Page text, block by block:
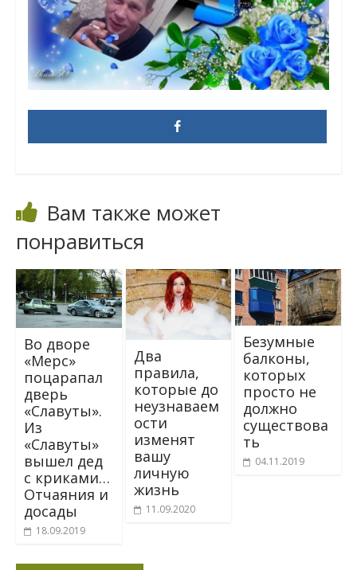
Вам также может
понравиться
Во дворе
«Мерс»
поцарапал
дверь
«Славуты».
Из
«Славуты»
вышел дед
с криками…
Отчаяния и
досады
18.09.2019
Два
правила,
которые до
неузнаваем
ости
изменят
вашу
личную
жизнь
11.09.2020
Безумные
балконы,
которых
просто не
должно
существова
ть
04.11.2019